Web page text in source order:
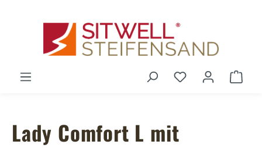
Du hast 0
Lady Comfort L mit